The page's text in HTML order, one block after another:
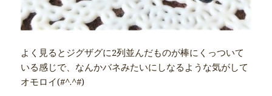
よく見るとジグザグに2列並んだものが棒にくっついて
いる感じで、なんかバネみたいにしなるような気がして
オモロイ(#^.^#)